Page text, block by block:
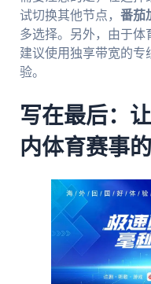
试切换其他节点， 番茄
多选择。另外，由于体
建议使用独享带宽的专
验。
写在最后：
内体育赛事